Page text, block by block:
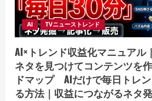
AI TVニューストレンド
AI×トレンド収益化マニュアル
ネタを見つけてコンテンツを
ドマップ AIだけで毎日トレ
る方法｜収益につながるネタ